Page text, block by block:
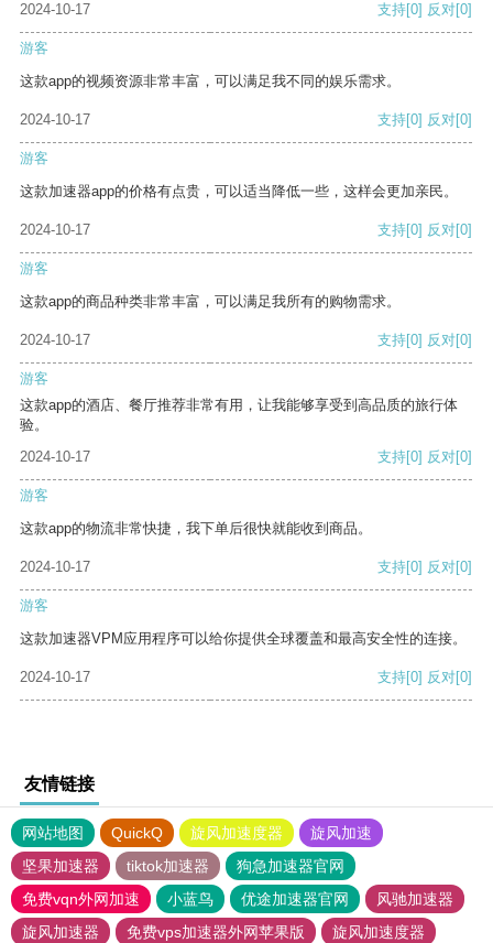
2024-10-17
支持[0] 反对[0]
游客
这款app的视频资源非常丰富，可以满足我不同的娱乐需求。
2024-10-17 支持[0] 反对[0]
游客
这款加速器app的价格有点贵，可以适当降低一些，这样会更加亲民。
2024-10-17 支持[0] 反对[0]
游客
这款app的商品种类非常丰富，可以满足我所有的购物需求。
2024-10-17 支持[0] 反对[0]
游客
这款app的酒店、餐厅推荐非常有用，让我能够享受到高品质的旅行体
验。
2024-10-17
支持[0] 反对[0]
游客
这款app的物流非常快捷，我下单后很快就能收到商品。
2024-10-17 支持[0] 反对[0]
游客
这款加速器VPM应用程序可以给你提供全球覆盖和最高安全性的连接。
2024-10-17 支持[0] 反对[0]
友情链接
网站地图 QuickQ 旋风加速度器
旋风加速
坚果加速器
tiktok加速器
狗急加速器官网
免费vqn外网加速
小蓝鸟 优途加速器官网
风驰加速器
旋风加速器
免费vps加速器外网苹果版 旋风加速度器